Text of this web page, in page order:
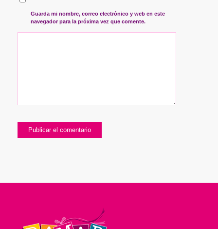
Guarda mi nombre, correo electrónico y web en este
navegador para la próxima vez que comente.